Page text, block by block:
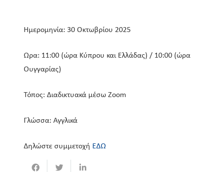
Ημερομηνία: 30 Οκτωβρίου 2025
Ώρα: 11:00 (ώρα Κύπρου και Ελλάδας) / 10:00 (ώρα
Ουγγαρίας)
Τόπος: Διαδικτυακά μέσω Zoom
Γλώσσα: Αγγλικά
Δηλώστε συμμετοχή ΕΔΩ